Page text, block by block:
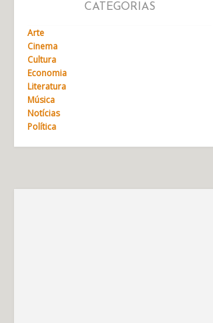
CATEGORIAS
Arte
Cinema
Cultura
Economia
Literatura
Música
Notícias
Política